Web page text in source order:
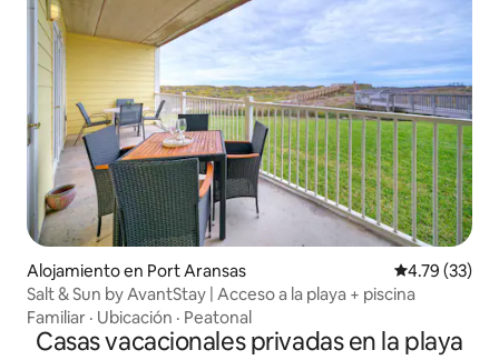
Alojamiento en Port Aransas Calificación
4.79 (33)
Salt & Sun by AvantStay | Acceso a la playa + piscina
Familiar · Ubicación · Peatonal
Casas vacacionales privadas en la playa